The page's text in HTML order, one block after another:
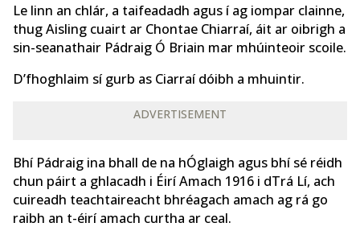
Le linn an chlár, a taifeadadh agus í ag iompar clainne,
thug Aisling cuairt ar Chontae Chiarraí, áit ar oibrigh a
sin-seanathair Pádraig Ó Briain mar mhúinteoir scoile.
D’fhoghlaim sí gurb as Ciarraí dóibh a mhuintir.
ADVERTISEMENT
Bhí Pádraig ina bhall de na hÓglaigh agus bhí sé réidh
chun páirt a ghlacadh i Éirí Amach 1916 i dTrá Lí, ach
cuireadh teachtaireacht bhréagach amach ag rá go
raibh an t-éirí amach curtha ar ceal.